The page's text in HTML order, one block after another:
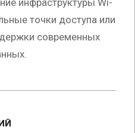
инфраструктуры Wi-
точки доступа или
современных